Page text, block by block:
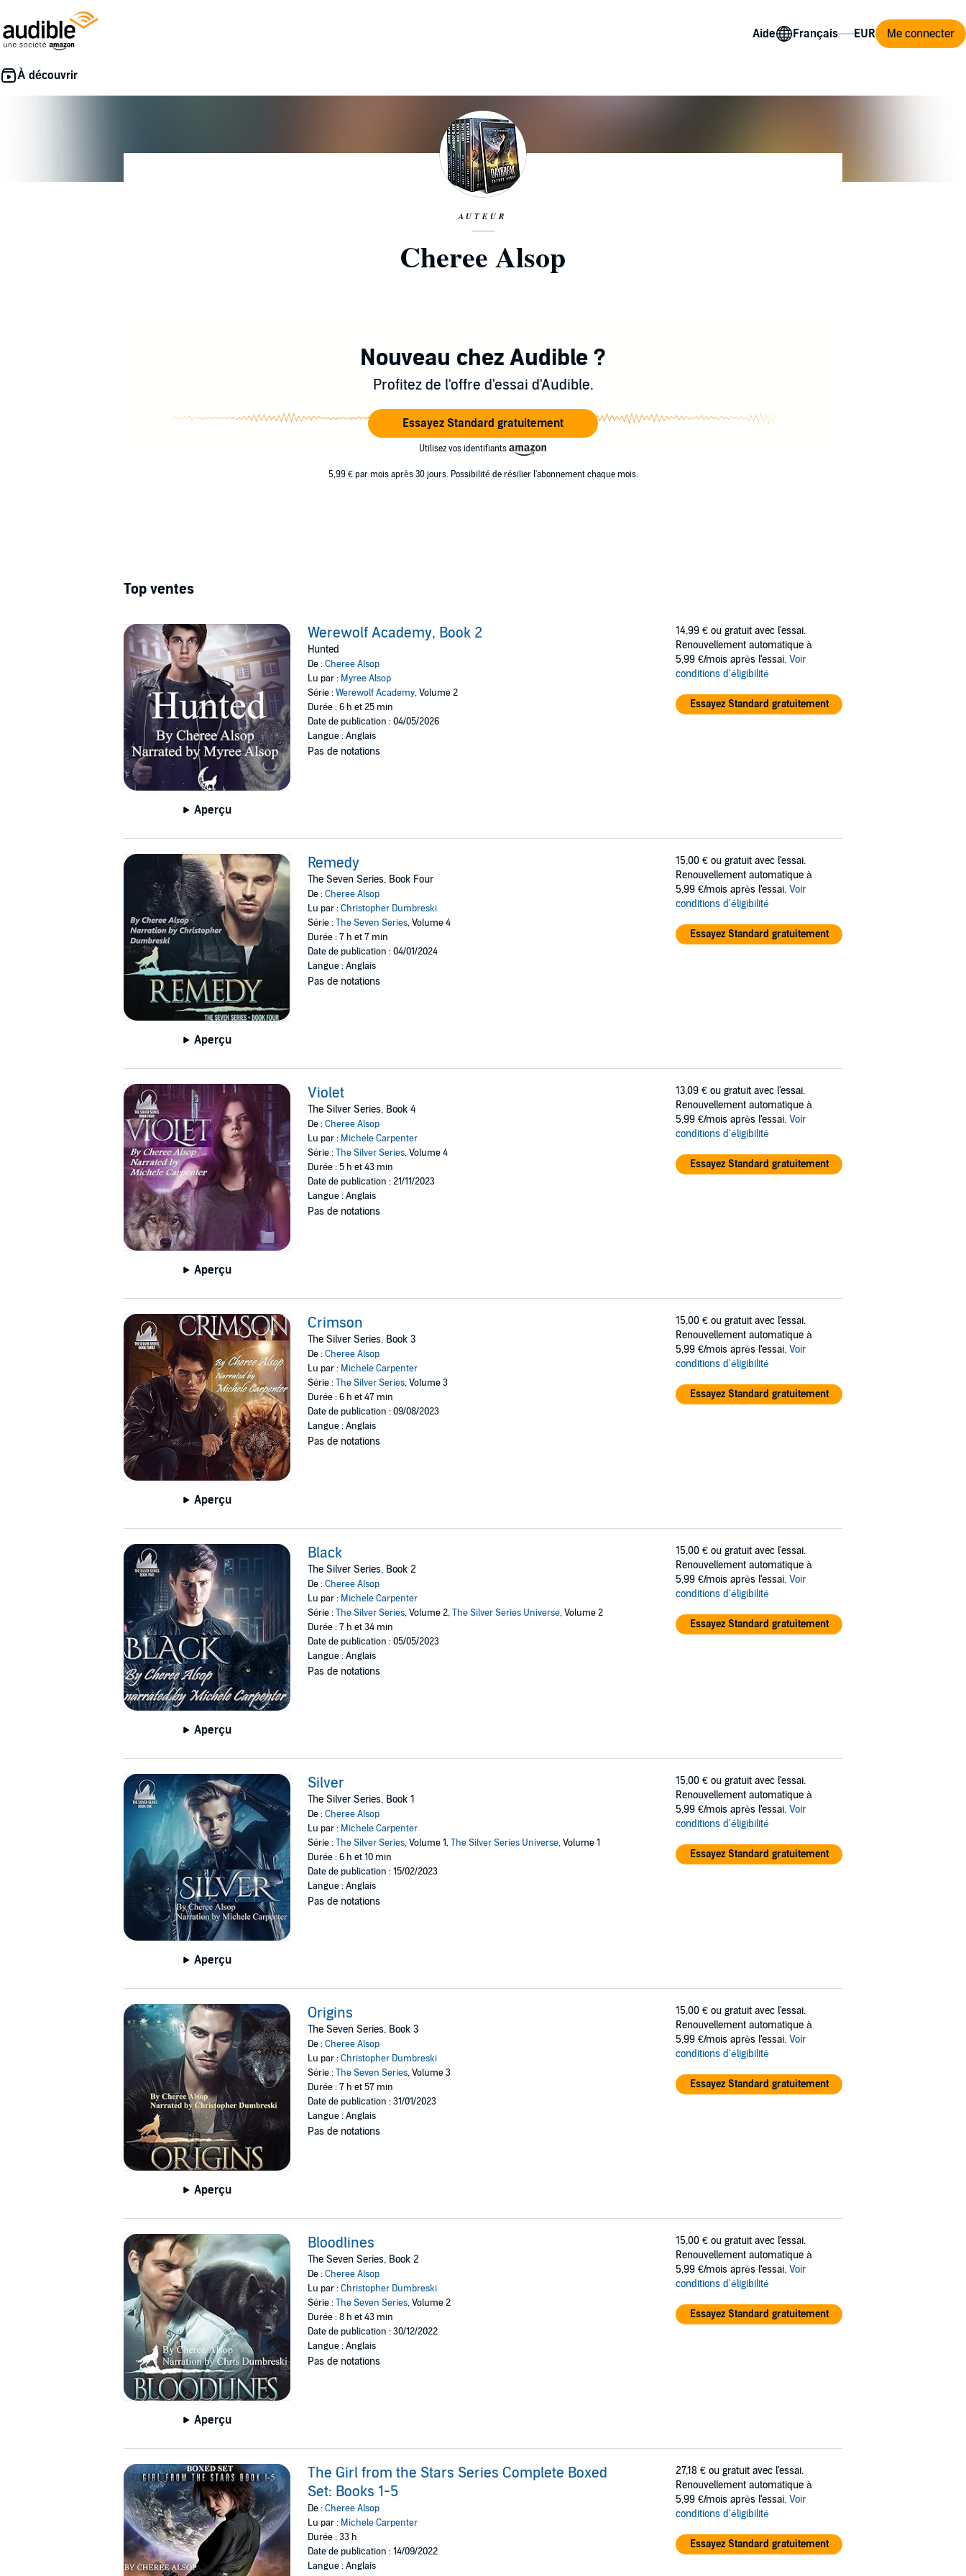
Aide Me connecter
AUTEUR
Cheree Alsop
Nouveau chez Audible ?
Profitez de l'offre d'essai d'Audible.
Essayez Standard gratuitement
Utilisez vos identifiants
5,99 € par mois après 30 jours. Possibilité de résilier l'abonnement chaque mois.
Top ventes
Aperçu
Werewolf Academy, Book 2
Hunted
De :Cheree Alsop
Lu par : Myree Alsop
Série :Werewolf Academy, Volume 2
Durée : 6 h et 25 min
Date de publication : 04/05/2026
Langue : Anglais
Pas de notations
14,99 € ou gratuit avec l'essai.
Renouvellement automatique à
5,99 €/mois après l'essai. Voir
conditions d'éligibilité
Essayez Standard gratuitement
Aperçu
Remedy
The Seven Series, Book Four
De :Cheree Alsop
Lu par :Christopher Dumbreski
Série :The Seven Series, Volume 4
Durée : 7 h et 7 min
Date de publication : 04/01/2024
Langue : Anglais
Pas de notations
15,00 € ou gratuit avec l'essai.
Renouvellement automatique à
5,99 €/mois après l'essai. Voir
conditions d'éligibilité
Essayez Standard gratuitement
Aperçu
Violet
The Silver Series, Book 4
De :Cheree Alsop
Lu par : Michele Carpenter
Série :The Silver Series, Volume 4
Durée : 5 h et 43 min
Date de publication : 21/11/2023
Langue : Anglais
Pas de notations
13,09 € ou gratuit avec l'essai.
Renouvellement automatique à
5,99 €/mois après l'essai. Voir
conditions d'éligibilité
Essayez Standard gratuitement
Aperçu
Crimson
The Silver Series, Book 3
De :Cheree Alsop
Lu par : Michele Carpenter
Série :The Silver Series, Volume 3
Durée : 6 h et 47 min
Date de publication : 09/08/2023
Langue : Anglais
Pas de notations
15,00 € ou gratuit avec l'essai.
Renouvellement automatique à
5,99 €/mois après l'essai. Voir
conditions d'éligibilité
Essayez Standard gratuitement
Aperçu
Black
The Silver Series, Book 2
De :Cheree Alsop
Lu par : Michele Carpenter
Série :The Silver Series, Volume 2,The Silver Series Universe, Volume 2
Durée : 7 h et 34 min
Date de publication : 05/05/2023
Langue : Anglais
Pas de notations
15,00 € ou gratuit avec l'essai.
Renouvellement automatique à
5,99 €/mois après l'essai. Voir
conditions d'éligibilité
Essayez Standard gratuitement
Aperçu
Silver
The Silver Series, Book 1
De :Cheree Alsop
Lu par : Michele Carpenter
Série :The Silver Series, Volume 1,The Silver Series Universe, Volume 1
Durée : 6 h et 10 min
Date de publication : 15/02/2023
Langue : Anglais
Pas de notations
15,00 € ou gratuit avec l'essai.
Renouvellement automatique à
5,99 €/mois après l'essai. Voir
conditions d'éligibilité
Essayez Standard gratuitement
Aperçu
Origins
The Seven Series, Book 3
De :Cheree Alsop
Lu par :Christopher Dumbreski
Série :The Seven Series, Volume 3
Durée : 7 h et 57 min
Date de publication : 31/01/2023
Langue : Anglais
Pas de notations
15,00 € ou gratuit avec l'essai.
Renouvellement automatique à
5,99 €/mois après l'essai. Voir
conditions d'éligibilité
Essayez Standard gratuitement
Aperçu
Bloodlines
The Seven Series, Book 2
De :Cheree Alsop
Lu par :Christopher Dumbreski
Série :The Seven Series, Volume 2
Durée : 8 h et 43 min
Date de publication : 30/12/2022
Langue : Anglais
Pas de notations
15,00 € ou gratuit avec l'essai.
Renouvellement automatique à
5,99 €/mois après l'essai. Voir
conditions d'éligibilité
Essayez Standard gratuitement
The Girl from the Stars Series Complete Boxed
Set: Books 1-5
De :Cheree Alsop
Lu par : Michele Carpenter
Durée : 33 h
Date de publication : 14/09/2022
Langue : Anglais
27,18 € ou gratuit avec l'essai.
Renouvellement automatique à
5,99 €/mois après l'essai. Voir
conditions d'éligibilité
Essayez Standard gratuitement